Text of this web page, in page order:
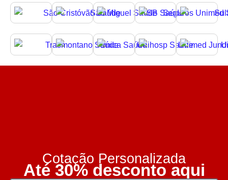
Cotação Personalizada
Até 30% desconto aqui